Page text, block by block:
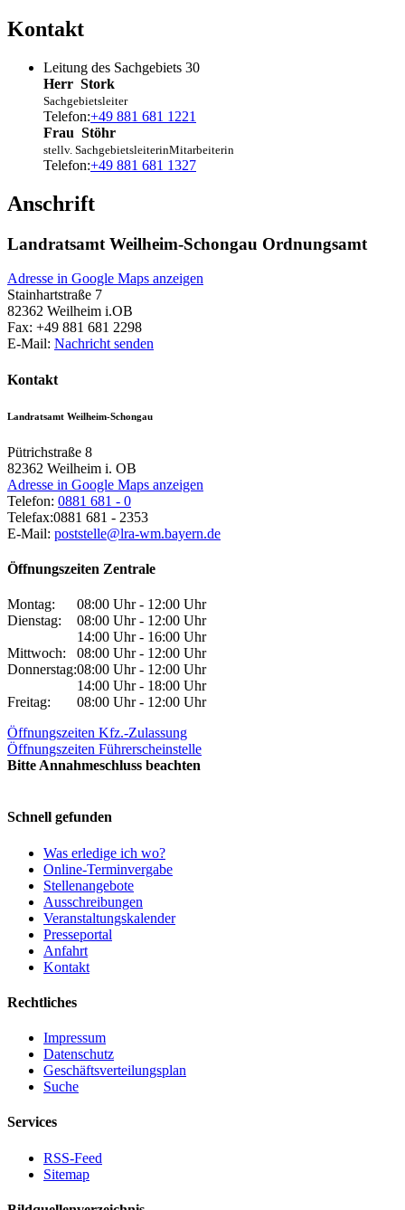
Kontakt
Leitung des Sachgebiets 30
Herr Stork
Sachgebietsleiter
Telefon:+49 881 681 1221
Frau Stöhr
stellv. SachgebietsleiterinMitarbeiterin
Telefon:+49 881 681 1327
Anschrift
Landratsamt Weilheim-Schongau Ordnungsamt
Adresse in Google Maps anzeigen
Stainhartstraße 7
82362 Weilheim i.OB
Fax: +49 881 681 2298
E-Mail: Nachricht senden
Kontakt
Landratsamt Weilheim-Schongau
Pütrichstraße 8
82362 Weilheim i. OB
Adresse in Google Maps anzeigen
Telefon: 0881 681 - 0
Telefax:0881 681 - 2353
E-Mail: poststelle@lra-wm.bayern.de
Öffnungszeiten Zentrale
Montag:
08:00 Uhr - 12:00 Uhr
Dienstag:
08:00 Uhr - 12:00 Uhr
14:00 Uhr - 16:00 Uhr
Mittwoch:
08:00 Uhr - 12:00 Uhr
Donnerstag:08:00 Uhr - 12:00 Uhr
14:00 Uhr - 18:00 Uhr
Freitag:
08:00 Uhr - 12:00 Uhr
Öffnungszeiten Kfz.-Zulassung
Öffnungszeiten Führerscheinstelle
Bitte Annahmeschluss beachten
Schnell gefunden
Was erledige ich wo?
Online-Terminvergabe
Stellenangebote
Ausschreibungen
Veranstaltungskalender
Presseportal
Anfahrt
Kontakt
Rechtliches
Impressum
Datenschutz
Geschäftsverteilungsplan
Suche
Services
RSS-Feed
Sitemap